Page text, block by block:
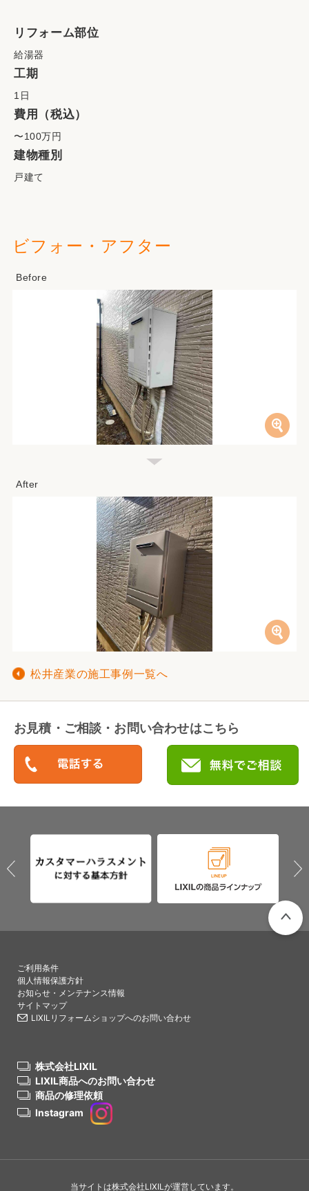
リフォーム部位
給湯器
工期
1日
費用（税込）
〜100万円
建物種別
戸建て
ビフォー・アフター
松井産業の施工事例一覧へ
お見積・ご相談・お問い合わせはこちら
ご利用条件
個人情報保護方針
お知らせ・メンテナンス情報
サイトマップ
LIXILリフォームショップへのお問い合わせ
株式会社LIXIL
LIXIL商品へのお問い合わせ
商品の修理依頼
Instagram
当サイトは株式会社LIXILが運営しています。